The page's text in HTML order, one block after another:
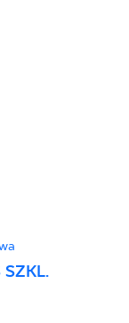
SZKL.